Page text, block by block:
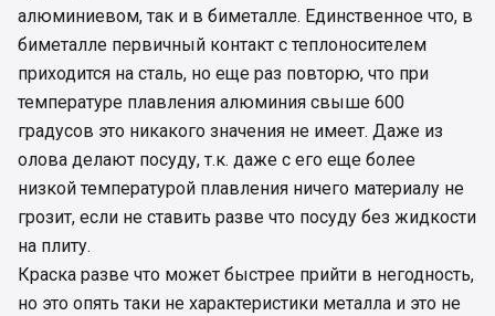
алюминиевом, так и в биметалле. Единственное что, в
биметалле первичный контакт с теплоносителем
приходится на сталь, но еще раз повторю, что при
температуре плавления алюминия свыше 600
градусов это никакого значения не имеет. Даже из
олова делают посуду, т.к. даже с его еще более
низкой температурой плавления ничего материалу не
грозит, если не ставить разве что посуду без жидкости
на плиту.
Краска разве что может быстрее прийти в негодность,
но это опять таки не характеристики металла и это не